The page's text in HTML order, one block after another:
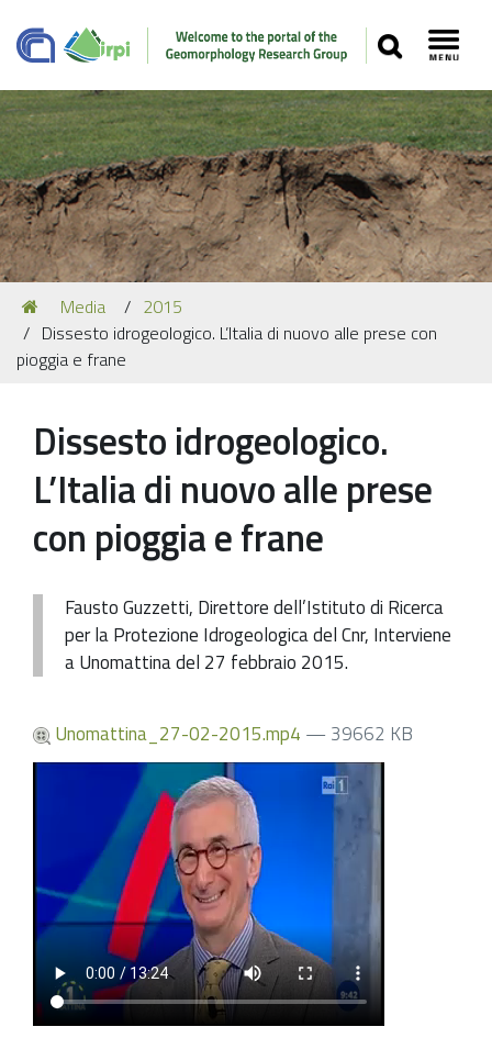
SEARCH
Navigation
Recent Papers
Our Location
You
are
here:
Media
2015
Dissesto idrogeologico. L’Italia di nuovo alle prese con
pioggia e frane
Dissesto idrogeologico.
L’Italia di nuovo alle prese
con pioggia e frane
Fausto Guzzetti, Direttore dell’Istituto di Ricerca
per la Protezione Idrogeologica del Cnr, Interviene
a Unomattina del 27 febbraio 2015.
Unomattina_27-02-2015.mp4 — 39662 KB